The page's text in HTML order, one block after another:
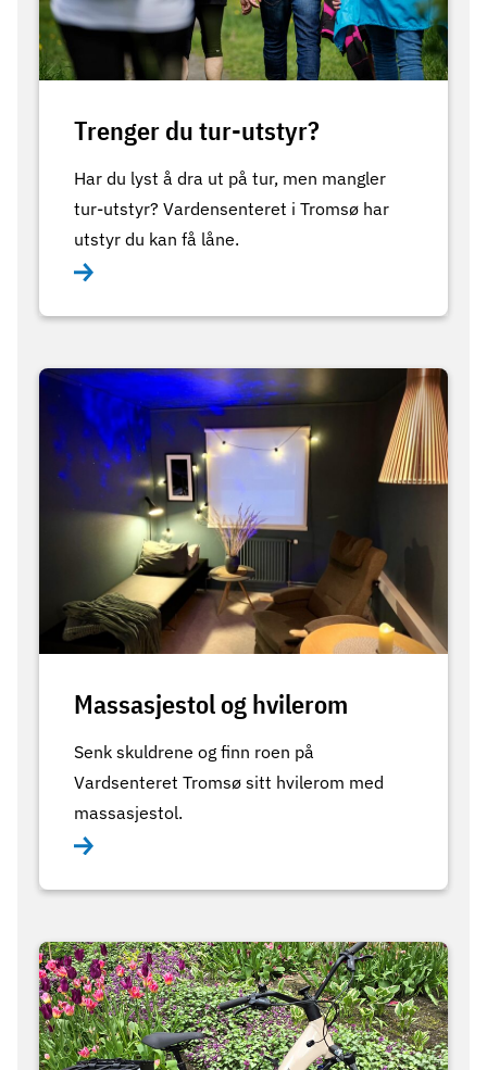
Trenger du tur-utstyr?
Har du lyst å dra ut på tur, men mangler
tur-utstyr? Vardensenteret i Tromsø har
utstyr du kan få låne.
Massasjestol og hvilerom
Senk skuldrene og finn roen på
Vardsenteret Tromsø sitt hvilerom med
massasjestol.